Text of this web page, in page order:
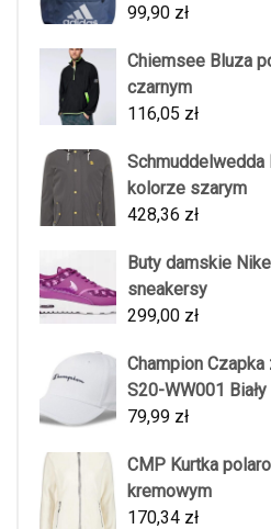
99,90 zł
Chiemsee Bluza
czarnym
116,05 zł
Schmuddelwedda
kolorze szarym
428,36 zł
Buty damskie
sneakersy
299,00 zł
Champion
S20-WW001 Biały
79,99 zł
CMP Kurtka
kremowym
170,34 zł